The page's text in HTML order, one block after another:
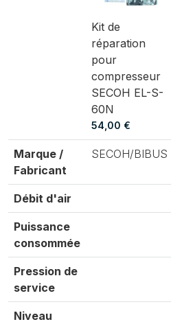
Kit de
réparation
pour
compresseur
SECOH EL-S-
60N
54,00 €
Marque /
Fabricant
SECOH/BIBUS
Débit d'air
Puissance
consommée
Pression de
service
Niveau